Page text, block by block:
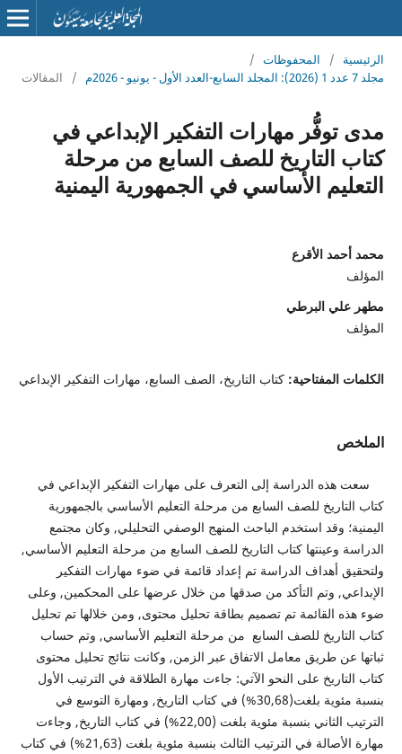
الرئيسية / المحفوظات /
مجلد 7 عدد 1 (2026): المجلد السابع-العدد الأول - يونيو - 2026م
/ المقالات
مدى توفُّر مهارات التفكير الإبداعي في
كتاب التاريخ للصف السابع من مرحلة
التعليم الأساسي في الجمهورية اليمنية
محمد أحمد الأقرع
المؤلف
مطهر علي البرطي
المؤلف
الكلمات المفتاحية: كتاب التاريخ، الصف السابع، مهارات التفكير الإبداعي
الملخص
سعت هذه الدراسة إلى التعرف على مهارات التفكير الإبداعي في
كتاب التاريخ للصف السابع من مرحلة التعليم الأساسي بالجمهورية
اليمنية؛ وقد استخدم الباحث المنهج الوصفي التحليلي, وكان مجتمع
الدراسة وعينتها كتاب التاريخ للصف السابع من مرحلة التعليم الأساسي,
ولتحقيق أهداف الدراسة تم إعداد قائمة في ضوء مهارات التفكير
الإبداعي, وتم التأكد من صدقها من خلال عرضها على المحكمين, وعلى
ضوء هذه القائمة تم تصميم بطاقة تحليل محتوى, ومن خلالها تم تحليل
كتاب التاريخ للصف السابع من مرحلة التعليم الأساسي, وتم حساب
ثباتها عن طريق معامل الاتفاق عبر الزمن, وكانت نتائج تحليل محتوى
كتاب التاريخ على النحو الآتي: جاءت مهارة الطلاقة في الترتيب الأول
بنسبة مئوية بلغت(30,68%) في كتاب التاريخ, ومهارة التوسع في
الترتيب الثاني بنسبة مئوية بلغت (22,00%) في كتاب التاريخ, وجاءت
مهارة الأصالة في الترتيب الثالث بنسبة مئوية بلغت (21,63%) في كتاب